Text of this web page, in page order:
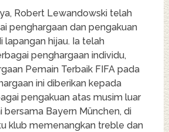
Robert Lewandowski telah
penghargaan dan pengakuan
lapangan hijau. Ia telah
penghargaan individu,
Pemain Terbaik FIFA pada
ini diberikan kepada
pengakuan atas musim luar
bersama Bayern München, di
klub memenangkan treble dan